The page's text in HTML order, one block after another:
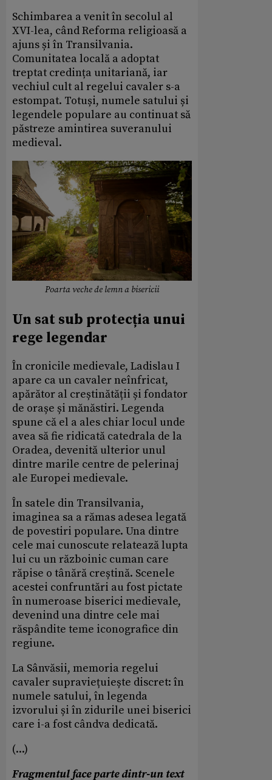
Schimbarea a venit în secolul al
XVI-lea, când Reforma religioasă a
ajuns și în Transilvania.
Comunitatea locală a adoptat
treptat credința unitariană, iar
vechiul cult al regelui cavaler s-a
estompat. Totuși, numele satului și
legendele populare au continuat să
păstreze amintirea suveranului
medieval.
Poarta veche de lemn a bisericii
Un sat sub protecția unui
rege legendar
În cronicile medievale, Ladislau I
apare ca un cavaler neînfricat,
apărător al creștinătății și fondator
de orașe și mănăstiri. Legenda
spune că el a ales chiar locul unde
avea să fie ridicată catedrala de la
Oradea, devenită ulterior unul
dintre marile centre de pelerinaj
ale Europei medievale.
În satele din Transilvania,
imaginea sa a rămas adesea legată
de povestiri populare. Una dintre
cele mai cunoscute relatează lupta
lui cu un războinic cuman care
răpise o tânără creștină. Scenele
acestei confruntări au fost pictate
în numeroase biserici medievale,
devenind una dintre cele mai
răspândite teme iconografice din
regiune.
La Sânvăsii, memoria regelui
cavaler supraviețuiește discret: în
numele satului, în legenda
izvorului și în zidurile unei biserici
care i-a fost cândva dedicată.
(...)
Fragmentul face parte dintr-un text